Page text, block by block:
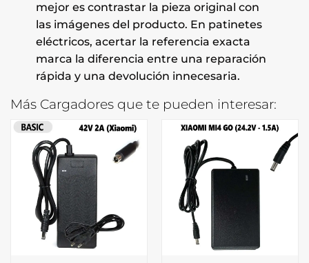
mejor es contrastar la pieza original con
las imágenes del producto. En patinetes
eléctricos, acertar la referencia exacta
marca la diferencia entre una reparación
rápida y una devolución innecesaria.
Más Cargadores que te pueden interesar: